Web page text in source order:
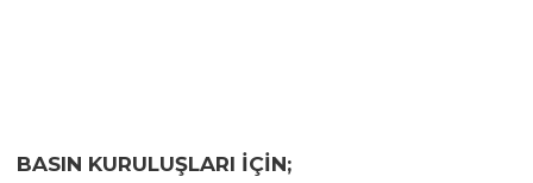
BASIN KURULUŞLARI IÇIN;